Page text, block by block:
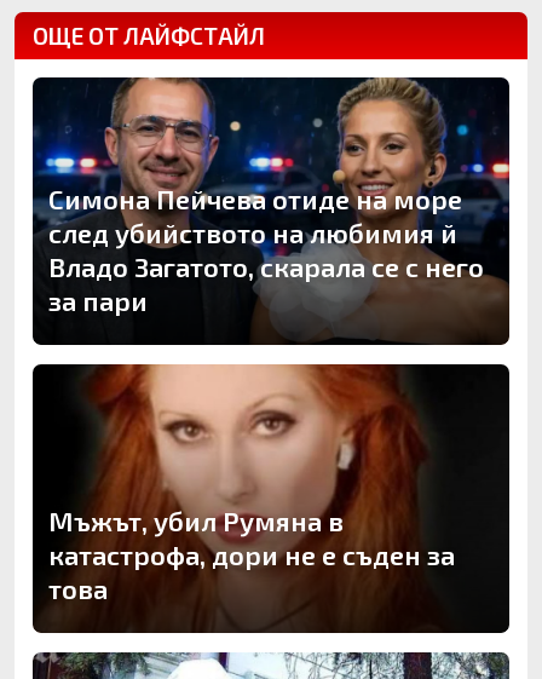
ОЩЕ ОТ ЛАЙФСТАЙЛ
Симона Пейчева отиде на море
след убийството на любимия й
Владо Загатото, скарала се с него
за пари
Мъжът, убил Румяна в
катастрофа, дори не е съден за
това